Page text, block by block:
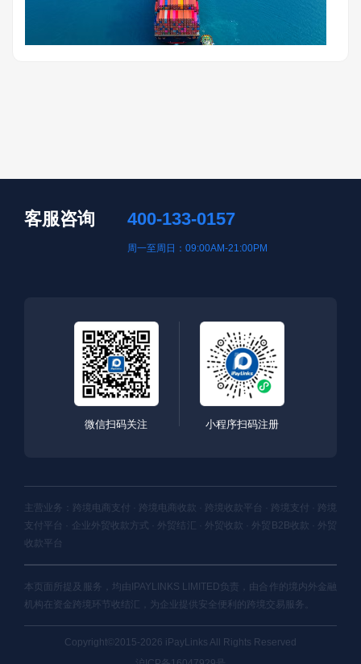
客服咨询 400-133-0157
周一至周日：09:00AM-21:00PM
微信扫码关注 小程序扫码注册
主营业务：跨境电商支付 · 跨境电商收款 · 跨境收款平台 · 跨境支付 · 跨境
支付平台 · 企业外贸收款方式 · 外贸结汇 · 外贸收款 · 外贸B2B收款 · 外贸
收款平台
本页面所提及服务，均由IPAYLINKS LIMITED负责，由合作的境内外金融
机构在资金跨境环节收结汇，为企业提供安全便利的跨境交易服务。
Copyright©2015-2026 iPayLinks All Rights Reserved